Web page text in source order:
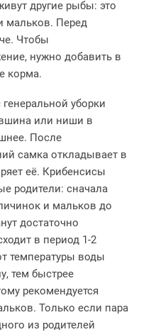
другие рыбы: это
мальков. Перед
Чтобы
нужно добавить в
корма.
уборки
или ниши в
После
самка откладывает в
её. Крибенсисы
родители: сначала
и мальков до
достаточно
в период 1-2
температуры воды
тем быстрее
рекомендуется
Только если пара
из родителей